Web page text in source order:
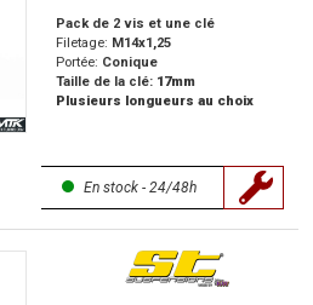
Pack de 2 vis et une clé
Filetage: M14x1,25
Portée: Conique
Taille de la clé: 17mm
Plusieurs longueurs au choix
En stock - 24/48h